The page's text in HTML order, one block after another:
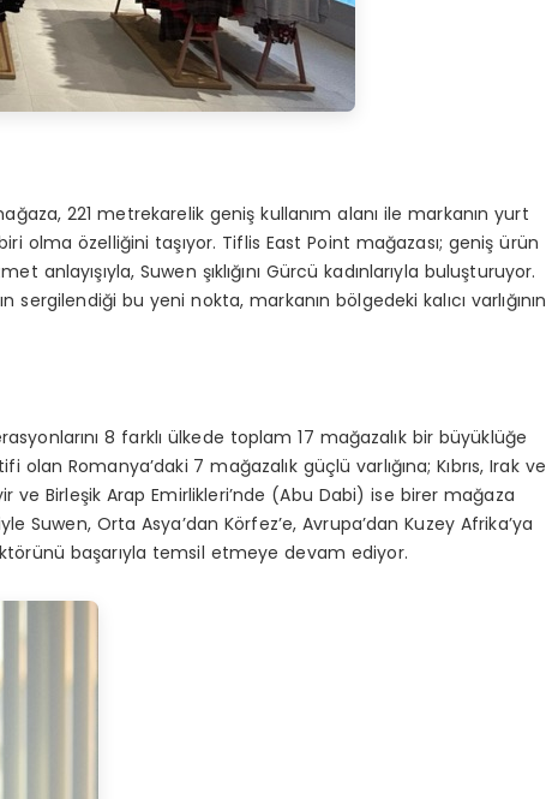
221 metrekarelik geniş kullanım alanı ile markanın yurt
olma özelliğini taşıyor. Tiflis East Point mağazası; geniş ürün
Suwen şıklığını Gürcü kadınlarıyla buluşturuyor.
bu yeni nokta, markanın bölgedeki kalıcı varlığının
8 farklı ülkede toplam 17 mağazalıkbir büyüklüğe
olan Romanya’daki 7 mağazalıkgüçlü varlığına;Kıbrıs, Irak ve
ve Birleşik Arap Emirlikleri’nde (Abu Dabi) ise birer mağaza
Suwen, Orta Asya’dan Körfez’e, Avrupa’dan Kuzey Afrika’ya
başarıyla temsil etmeye devam ediyor.